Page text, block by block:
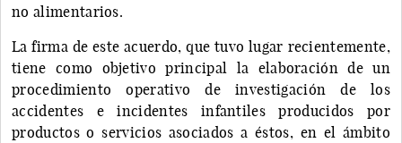
no alimentarios.
La firma de este acuerdo, que tuvo lugar recientemente,
tiene como objetivo principal la elaboración de un
procedimiento operativo de investigación de los
accidentes e incidentes infantiles producidos por
productos o servicios asociados a éstos, en el ámbito